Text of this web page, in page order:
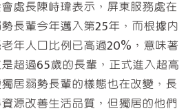
長陳峙瑋表示，屏東服務處在
長輩今年邁入第25年，而根據內
年人口比例已高過20%，意味著
超過65歲的長輩，正式進入超高
居弱勢長輩的樣態也在改變，長
源改善生活品質，但獨居的他們